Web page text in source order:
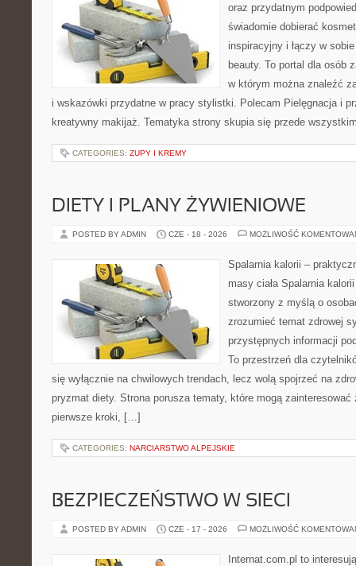
oraz przydatnym
świadomie dobierać
inspiracyjny i łączy w
beauty. To portal dla osób
w którym można znaleźć
i wskazówki przydatne w pracy stylistki. Polecam Pielęgnacja i
kreatywny makijaż. Tematyka strony skupia się przede
CATEGORIES: ZUPY I KREMY
DIETY I PLANY ŻYWIENIOWE
POSTED BY ADMIN CZE - 18 - 2026 MOŻLIWOŚĆ
Spalarnia kalorii –
masy ciała Spalarnia
stworzony z myślą o
zrozumieć temat zdrowej
przystępnych informacji
To przestrzeń dla
się wyłącznie na chwilowych trendach, lecz wolą spojrzeć na
pryzmat diety. Strona porusza tematy, które mogą zainteresować
pierwsze kroki, […]
CATEGORIES: NARCIARSTWO ALPEJSKIE
BEZPIECZEŃSTWO W SIECI
POSTED BY ADMIN CZE - 17 - 2026 MOŻLIWOŚĆ
Internat.com.pl to